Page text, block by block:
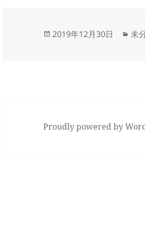
投
2019年12月30日
カ
未
Proudly powered by